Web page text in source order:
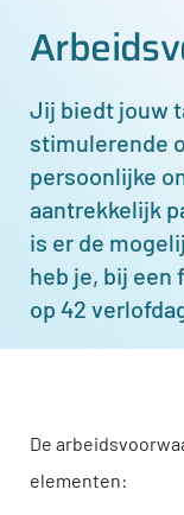
Jij biedt jouw
stimulerende
persoonlijke
aantrekkelijk
is er de
heb je, bij
op 42
De
elementen: